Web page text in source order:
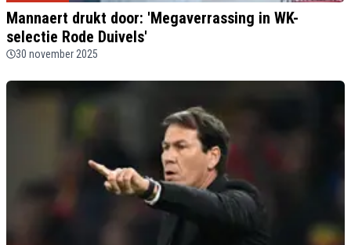
Mannaert drukt door: 'Megaverrassing in WK-
selectie Rode Duivels'
30 november 2025